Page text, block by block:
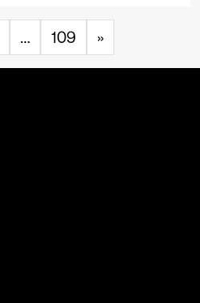
… 109 »